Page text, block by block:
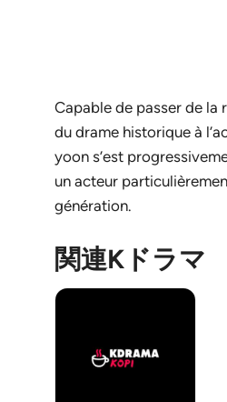
Capable de passer de la
du drame historique à
yoon s’est
un acteur
génération.
関連Kドラマ